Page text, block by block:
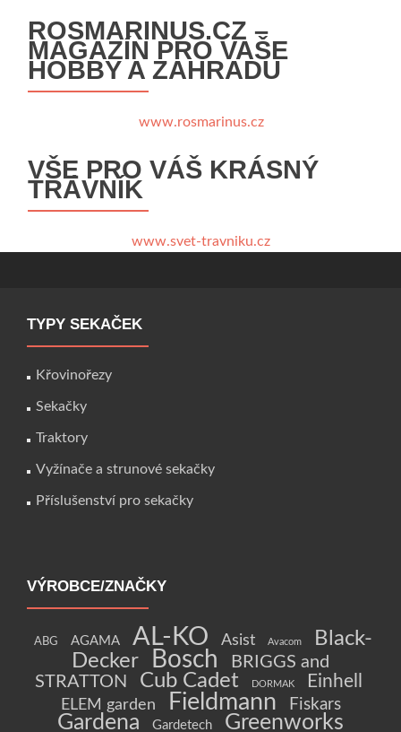
ROSMARINUS.CZ –
MAGAZÍN PRO VAŠE
HOBBY A ZAHRADU
www.rosmarinus.cz
VŠE PRO VÁŠ KRÁSNÝ
TRÁVNÍK
www.svet-travniku.cz
TYPY SEKAČEK
Křovinořezy
Sekačky
Traktory
Vyžínače a strunové sekačky
Příslušenství pro sekačky
VÝROBCE/ZNAČKY
ABG AGAMA AL-KO Asist Avacom
Black-
Decker
Bosch
BRIGGS and
STRATTON
Cub Cadet DORMAK Einhell
ELEM garden Fieldmann Fiskars
Gardena Gardetech Greenworks